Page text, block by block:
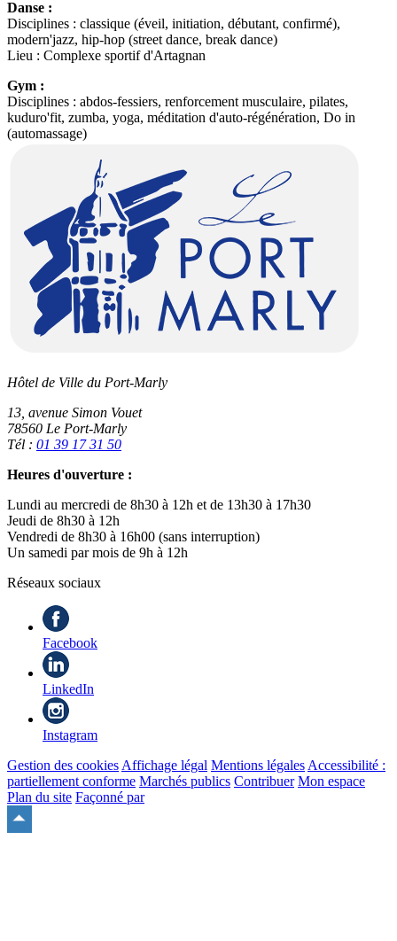
Danse :
Disciplines : classique (éveil, initiation, débutant, confirmé),
modern'jazz, hip-hop (street dance, break dance)
Lieu : Complexe sportif d'Artagnan
Gym :
Disciplines : abdos-fessiers, renforcement musculaire, pilates,
kuduro'fit, zumba, yoga, méditation d'auto-régénération, Do in
(automassage)
Hôtel de Ville du Port-Marly
13, avenue Simon Vouet
78560 Le Port-Marly
Tél : 01 39 17 31 50
Heures d'ouverture :
Lundi au mercredi de 8h30 à 12h et de 13h30 à 17h30
Jeudi de 8h30 à 12h
Vendredi de 8h30 à 16h00 (sans interruption)
Un samedi par mois de 9h à 12h
Réseaux sociaux
Facebook
LinkedIn
Instagram
Gestion des cookies Affichage légal Mentions légales Accessibilité :
partiellement conforme Marchés publics Contribuer Mon espace
Plan du site Façonné par